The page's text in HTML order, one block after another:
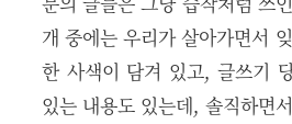
개 중에는 우리가 살아가면서
한 사색이 담겨 있고, 글쓰기
있는 내용도 있는데, 솔직하면